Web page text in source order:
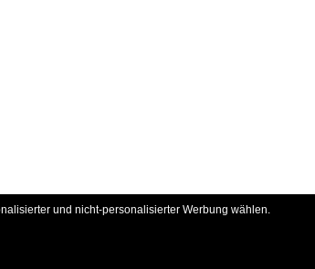
und nicht-personalisierter Werbung wählen.